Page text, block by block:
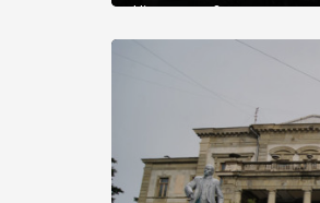
Ніжин греки?